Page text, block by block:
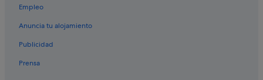
Empleo
Anuncia tu alojamiento
Publicidad
Prensa